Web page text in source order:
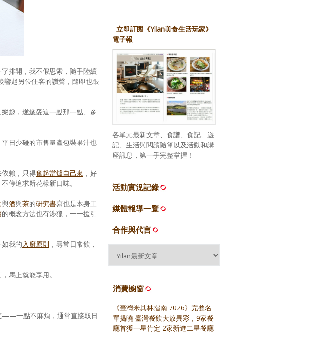
排開，我不假思索，隨手陸續
起另位住客的讚聲，隨即也跟
趣，遂總愛這一點那一點、多
日少碰的市售量產包裝果汁也
賴，只得奮起當爐自己來 ，好
停追求新花樣新口味。
與酒與茶的研究書寫也是本身工
的概念方法也有涉獵，一一援引
我的入廚原則 ，尋常日常飲，
馬上就能享用。
——一點不麻煩，通常直接取日
立即訂閱《Yilan美食生活玩家》
電子報
各單元最新文章、食譜、食記、遊
記、生活與閱讀隨筆以及活動和講
座訊息，第一手完整掌握！
活動實況記錄
媒體報導一覽
合作與代言
消費櫥窗
《臺灣米其林指南 2026》完整名
單揭曉 臺灣餐飲大放異彩，9家餐
廳首獲一星肯定 2家新進二星餐廳